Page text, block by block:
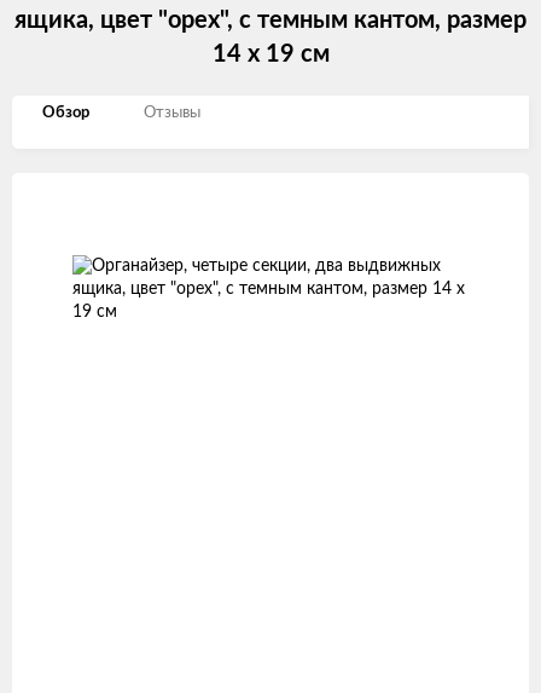
ящика, цвет "орех", с темным кантом, размер
14 х 19 см
Обзор Отзывы